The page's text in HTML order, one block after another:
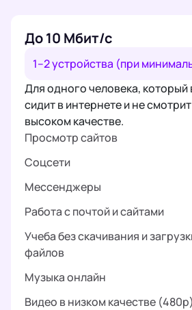
До 10 Мбит/с
1–2 устройства (при
Для одного человека,
сидит в интернете и не
высоком качестве.
Просмотр сайтов
Соцсети
Мессенджеры
Работа с почтой и сайтами
Учеба без скачивания и
файлов
Музыка онлайн
Видео в низком качестве (480p)